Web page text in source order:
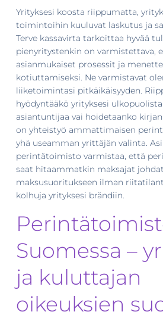
Yrityksesi koosta riippumatta,
toimintoihin kuuluvat laskutus ja
Terve kassavirta tarkoittaa hyvää
pienyritystenkin on varmistettava,
asianmukaiset prosessit ja
kotiuttamiseksi. Ne varmistavat
liiketoimintasi pitkäikäisyyden.
hyödyntääkö yrityksesi
asiantuntijaa vai hoidetaanko
on yhteistyö ammattimaisen
yhä useamman yrittäjän valinta.
perintätoimisto varmistaa, että
saat hitaammatkin maksajat
maksusuoritukseen ilman
kolhuja yrityksesi brändiin.
Suomessa –
ja kuluttajan
oikeuksien